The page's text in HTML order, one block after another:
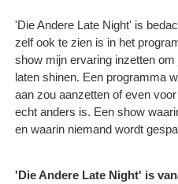
'Die Andere Late Night' is
zelf ook te zien is in het
show mijn ervaring inzetten
laten shinen. Een programma
aan zou aanzetten of even
echt anders is. Een show
en waarin niemand wordt
'Die Andere Late Night' is